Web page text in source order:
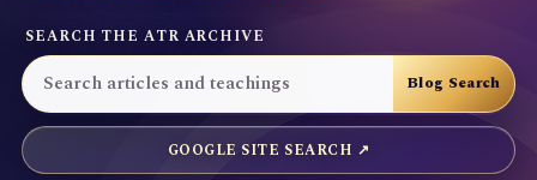
SEARCH THE ATR ARCHIVE
GOOGLE SITE SEARCH ↗